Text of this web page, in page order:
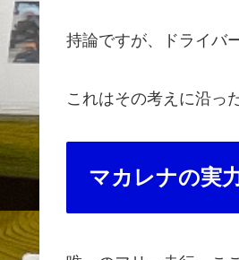
持論ですが、ドライバ
これはその考えに沿っ
マカレナの実